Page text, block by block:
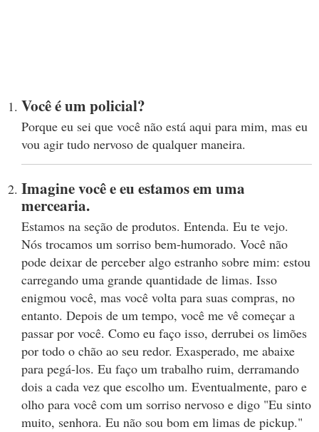
Você é um policial?
Porque eu sei que você não está aqui para mim, mas eu
vou agir tudo nervoso de qualquer maneira.
Imagine você e eu estamos em uma
mercearia.
Estamos na seção de produtos. Entenda. Eu te vejo.
Nós trocamos um sorriso bem-humorado. Você não
pode deixar de perceber algo estranho sobre mim: estou
carregando uma grande quantidade de limas. Isso
enigmou você, mas você volta para suas compras, no
entanto. Depois de um tempo, você me vê começar a
passar por você. Como eu faço isso, derrubei os limões
por todo o chão ao seu redor. Exasperado, me abaixe
para pegá-los. Eu faço um trabalho ruim, derramando
dois a cada vez que escolho um. Eventualmente, paro e
olho para você com um sorriso nervoso e digo "Eu sinto
muito, senhora. Eu não sou bom em limas de pickup."